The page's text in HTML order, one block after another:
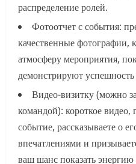
распределение ролей.
Фотоотчет с события:
качественные фотографии,
атмосферу мероприятия,
демонстрируют
Видео-визитку (можно
командой): короткое видео,
событие, рассказываете о
впечатлениями и
ваш шанс показать